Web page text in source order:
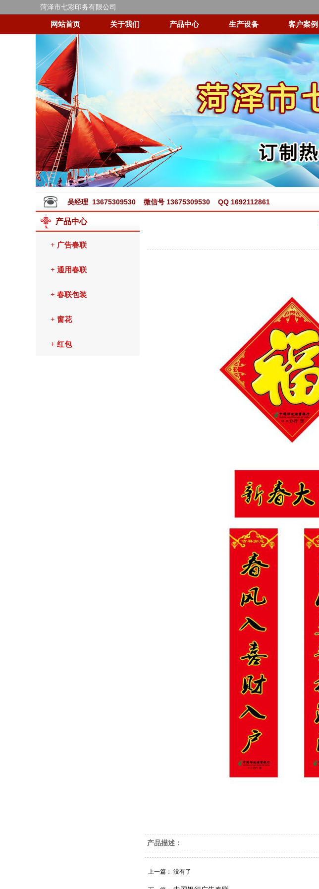
菏泽市七彩印务有限公司
网站首页 关于我们 产品中心 生产设备 客户案例
吴经理 13675309530 微信号 13675309530 QQ 1692112861
产品中心
+ 广告春联
+ 通用春联
+ 春联包装
+ 窗花
+ 红包
产品描述：
上一篇： 没有了